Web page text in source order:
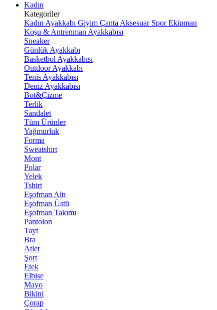
Kadın
Kategoriler
Kadın Ayakkabı Giyim Çanta Aksesuar Spor Ekipman
Koşu & Antrenman Ayakkabısı
Sneaker
Günlük Ayakkabı
Basketbol Ayakkabısı
Outdoor Ayakkabı
Tenis Ayakkabısı
Deniz Ayakkabısı
Bot&Çizme
Terlik
Sandalet
Tüm Ürünler
Yağmurluk
Forma
Sweatshirt
Mont
Polar
Yelek
Tshirt
Eşofman Altı
Eşofman Üstü
Eşofman Takımı
Pantolon
Tayt
Bra
Atlet
Şort
Etek
Elbise
Mayo
Bikini
Çorap